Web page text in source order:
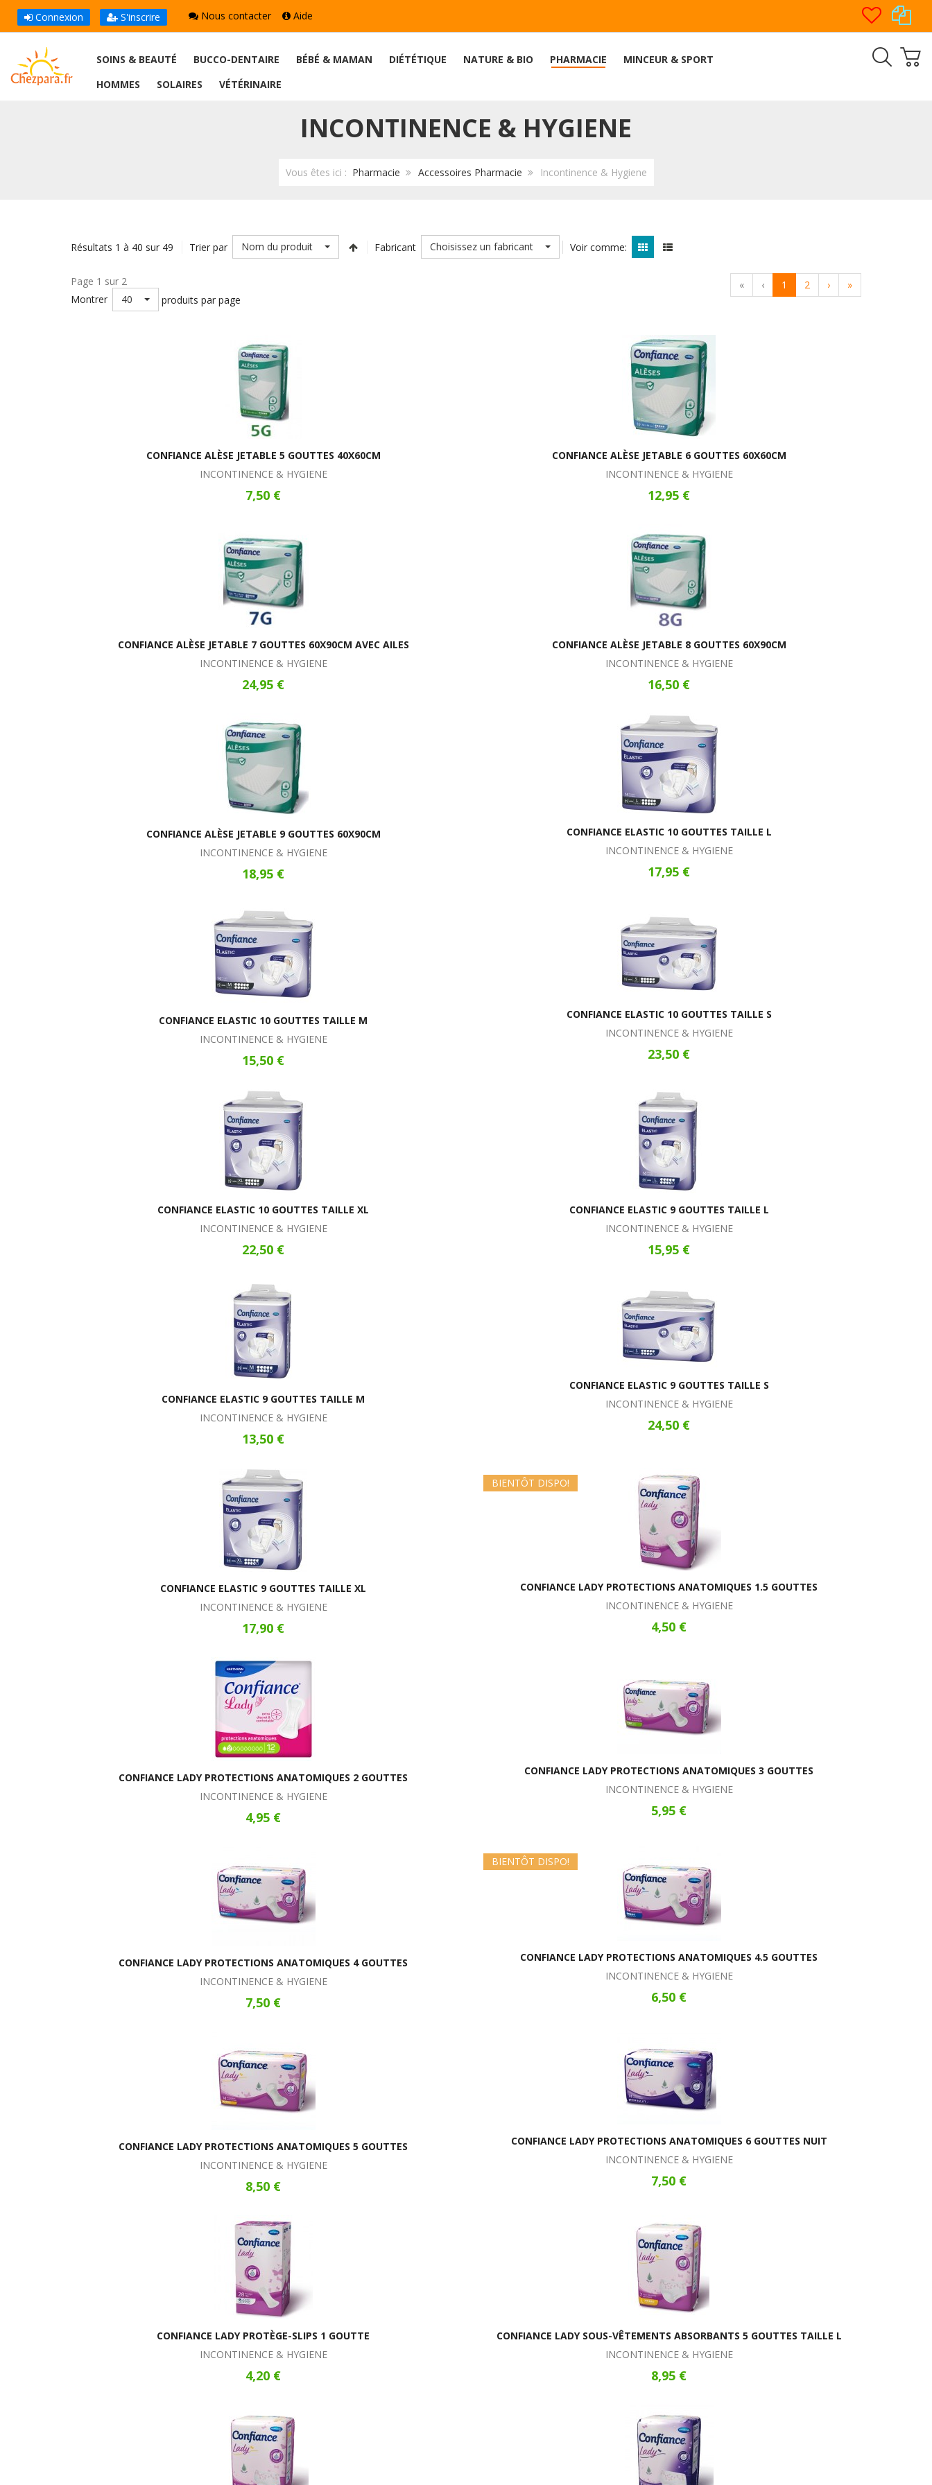
Connexion S'inscrire Nous contacter Aide
SOINS & BEAUTÉ BUCCO-DENTAIRE BÉBÉ & MAMAN DIÉTÉTIQUE NATURE & BIO PHARMACIE
MINCEUR & SPORT
HOMMES
SOLAIRES VÉTÉRINAIRE
INCONTINENCE & HYGIENE
Vous êtes ici : Pharmacie Accessoires Pharmacie Incontinence & Hygiene
Résultats 1 à 40 sur 49 Trier par Nom du produit Fabricant Choisissez un fabricant Voir comme:
Page 1 sur 2
Montrer
40 produits par page
« ‹ 1 2 › »
CONFIANCE ALÈSE JETABLE 5 GOUTTES 40X60CM
INCONTINENCE & HYGIENE
7,50 €
CONFIANCE ALÈSE JETABLE 6 GOUTTES 60X60CM
INCONTINENCE & HYGIENE
12,95 €
CONFIANCE ALÈSE JETABLE 7 GOUTTES 60X90CM AVEC AILES
INCONTINENCE & HYGIENE
24,95 €
CONFIANCE ALÈSE JETABLE 8 GOUTTES 60X90CM
INCONTINENCE & HYGIENE
16,50 €
CONFIANCE ALÈSE JETABLE 9 GOUTTES 60X90CM
INCONTINENCE & HYGIENE
18,95 €
CONFIANCE ELASTIC 10 GOUTTES TAILLE L
INCONTINENCE & HYGIENE
17,95 €
CONFIANCE ELASTIC 10 GOUTTES TAILLE M
INCONTINENCE & HYGIENE
15,50 €
CONFIANCE ELASTIC 10 GOUTTES TAILLE S
INCONTINENCE & HYGIENE
23,50 €
CONFIANCE ELASTIC 10 GOUTTES TAILLE XL
INCONTINENCE & HYGIENE
22,50 €
CONFIANCE ELASTIC 9 GOUTTES TAILLE L
INCONTINENCE & HYGIENE
15,95 €
CONFIANCE ELASTIC 9 GOUTTES TAILLE M
INCONTINENCE & HYGIENE
13,50 €
CONFIANCE ELASTIC 9 GOUTTES TAILLE S
INCONTINENCE & HYGIENE
24,50 €
CONFIANCE ELASTIC 9 GOUTTES TAILLE XL
INCONTINENCE & HYGIENE
17,90 €
BIENTÔT DISPO!
CONFIANCE LADY PROTECTIONS ANATOMIQUES 1.5 GOUTTES
INCONTINENCE & HYGIENE
4,50 €
CONFIANCE LADY PROTECTIONS ANATOMIQUES 2 GOUTTES
INCONTINENCE & HYGIENE
4,95 €
CONFIANCE LADY PROTECTIONS ANATOMIQUES 3 GOUTTES
INCONTINENCE & HYGIENE
5,95 €
CONFIANCE LADY PROTECTIONS ANATOMIQUES 4 GOUTTES
INCONTINENCE & HYGIENE
7,50 €
BIENTÔT DISPO!
CONFIANCE LADY PROTECTIONS ANATOMIQUES 4.5 GOUTTES
INCONTINENCE & HYGIENE
6,50 €
CONFIANCE LADY PROTECTIONS ANATOMIQUES 5 GOUTTES
INCONTINENCE & HYGIENE
8,50 €
CONFIANCE LADY PROTECTIONS ANATOMIQUES 6 GOUTTES NUIT
INCONTINENCE & HYGIENE
7,50 €
CONFIANCE LADY PROTÈGE-SLIPS 1 GOUTTE
INCONTINENCE & HYGIENE
4,20 €
CONFIANCE LADY SOUS-VÊTEMENTS ABSORBANTS 5 GOUTTES TAILLE L
INCONTINENCE & HYGIENE
8,95 €